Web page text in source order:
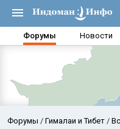
Форумы Новости
Форумы Гималаи и Тибет